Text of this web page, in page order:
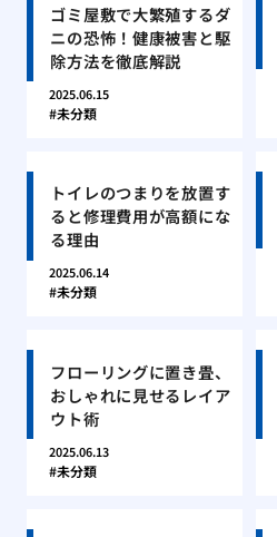
ゴミ屋敷で大繁殖するダ
ニの恐怖！健康被害と駆
除方法を徹底解説
2025.06.15
未分類
トイレのつまりを放置す
ると修理費用が高額にな
る理由
2025.06.14
未分類
フローリングに置き畳、
おしゃれに見せるレイア
ウト術
2025.06.13
未分類